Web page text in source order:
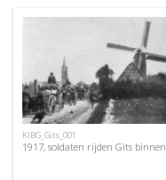
KIBG_Gits_001
1917, soldaten rijden Gits binnen